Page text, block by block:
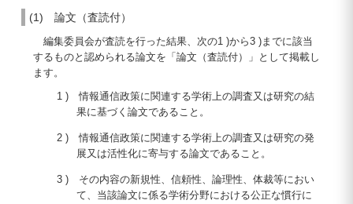
(1) 論文（査読付）
編集委員会が査読を行った結果、次の1 )から3 )までに該当
するものと認められる論文を「論文（査読付）」として掲載し
ます。
1 ) 情報通信政策に関連する学術上の調査又は研究の結
果に基づく論文であること。
2 ) 情報通信政策に関連する学術上の調査又は研究の発
展又は活性化に寄与する論文であること。
3 ) その内容の新規性、信頼性、論理性、体裁等におい
て、当該論文に係る学術分野における公正な慣行に